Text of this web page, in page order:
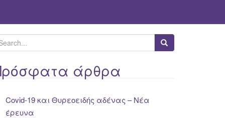
άρθρα
Covid-19 και Θυρεοειδής αδένας – Νέα
έρευνα